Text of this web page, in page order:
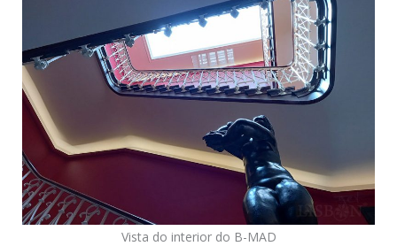
Vista do interior do B-MAD